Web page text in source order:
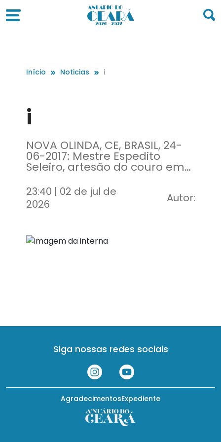
Início Noticias i
i
NOVA OLINDA, CE, BRASIL, 24-
06-2017: Mestre Espedito
Seleiro, artesão do couro em
Semiárido - Espedito Seleiro e
a importância do trabalho
desenvolvido com o couro na
23:40 | 02 de jul de
2026
Autor:
Siga nossas redes sociais
Expediente
Agradecimentos